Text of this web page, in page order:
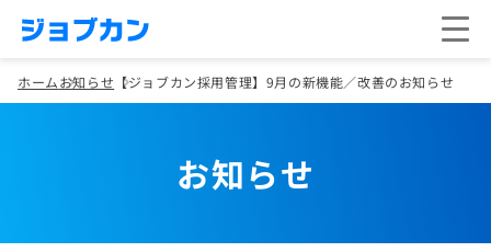
ホームお知らせ 【ジョブカン採用管理】9月の新機能／改善のお知らせ
お知らせ